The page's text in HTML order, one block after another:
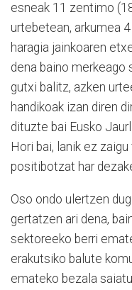
esneak 11 zentimo
urtebetean, arkumea
haragia jainkoaren
dena baino merkeago
gutxi balitz, azken
handikoak izan diren
dituzte bai Eusko
Hori bai, lanik ez
positibotzat har
Oso ondo ulertzen
gertatzen ari dena,
sektoreeko berri
erakutsiko balute
emateko bezala